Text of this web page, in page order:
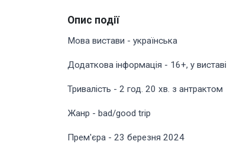
Опис події
Мова вистави - українська
Додаткова інформація - 16+, у
Тривалість - 2 год. 20 хв. з антрактом
Жанр - bad/good trip
Прем'єра - 23 березня 2024